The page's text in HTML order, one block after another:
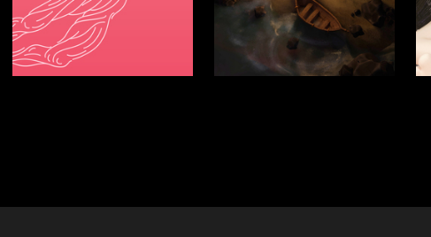
Aleksey Kuharonok Yuliya Muraveva